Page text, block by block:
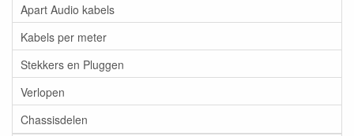
Apart Audio kabels
Kabels per meter
Stekkers en Pluggen
Verlopen
Chassisdelen